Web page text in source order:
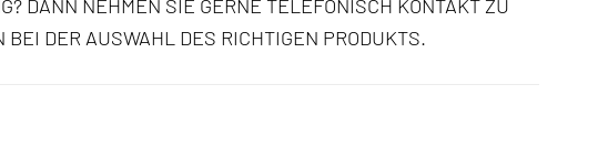
DANN NEHMEN SIE GERNE TELEFONISCH KONTAKT ZU
DER AUSWAHL DES RICHTIGEN PRODUKTS.